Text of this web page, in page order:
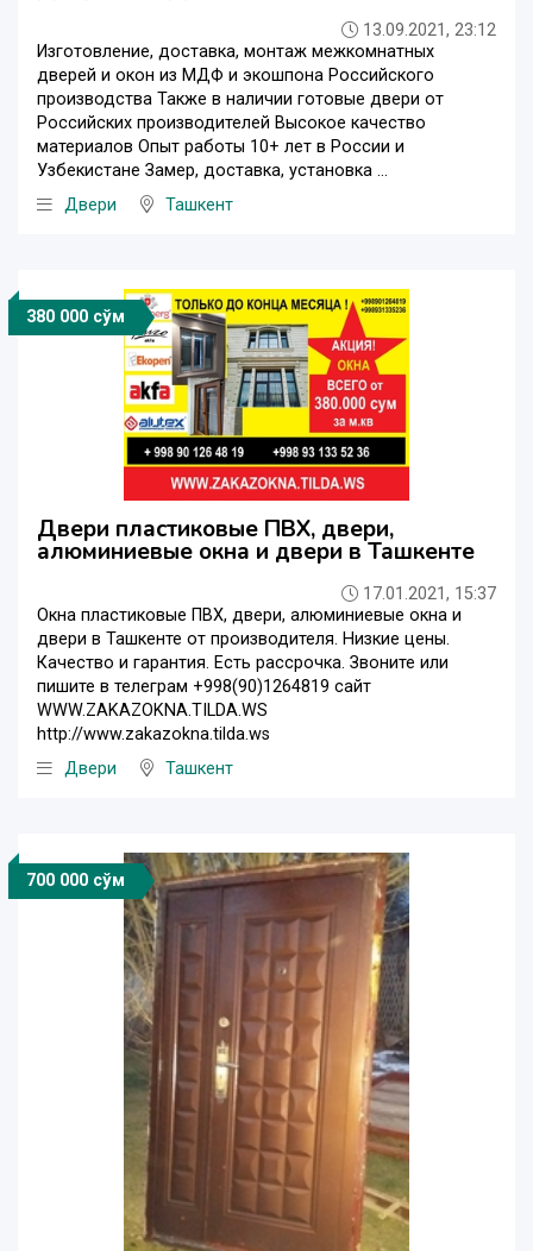
13.09.2021, 23:12
Изготовление, доставка, монтаж межкомнатных
дверей и окон из МДФ и экошпона Российского
производства Также в наличии готовые двери от
Российских производителей Высокое качество
материалов Опыт работы 10+ лет в России и
Узбекистане Замер, доставка, установка ...
Двери
Ташкент
380 000 сўм
Двери пластиковые ПВХ, двери,
алюминиевые окна и двери в Ташкенте
17.01.2021, 15:37
Окна пластиковые ПВХ, двери, алюминиевые окна и
двери в Ташкенте от производителя. Низкие цены.
Качество и гарантия. Есть рассрочка. Звоните или
пишите в телеграм +998(90)1264819 сайт
WWW.ZAKAZOKNA.TILDA.WS
http://www.zakazokna.tilda.ws
Двери
Ташкент
700 000 сўм